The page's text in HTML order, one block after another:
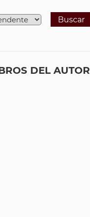
Buscar
DEL AUTOR